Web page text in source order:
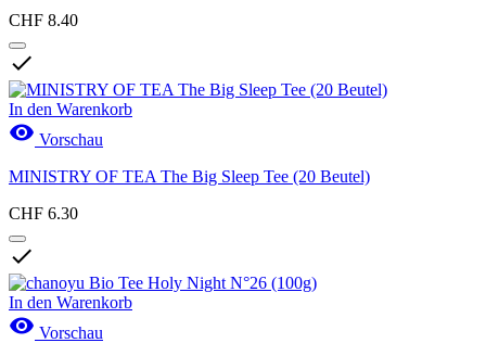
CHF 8.40

In den Warenkorb
 Vorschau
MINISTRY OF TEA The Big Sleep Tee (20 Beutel)
CHF 6.30

In den Warenkorb
 Vorschau